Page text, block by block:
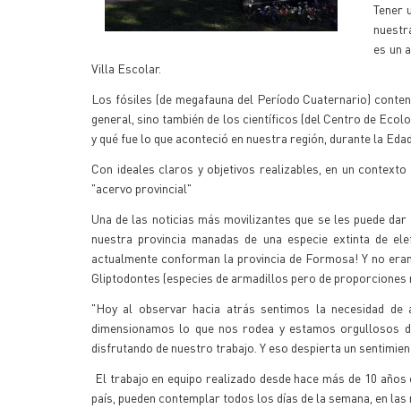
Tener
es un
Villa Escolar.
Los fósiles (de megafauna del Período Cuaternario)
general, sino también de los científicos (del Centro de
y qué fue lo que aconteció en nuestra región, durante la
Con ideales claros y objetivos realizables, en un
"acervo provincial"
Una de las noticias más movilizantes que se les puede
nuestra provincia manadas de una especie extinta de
actualmente conforman la provincia de Formosa! Y no
Gliptodontes (especies de armadillos pero de proporciones
"Hoy al observar hacia atrás sentimos la necesidad
dimensionamos lo que nos rodea y estamos orgullosos
disfrutando de nuestro trabajo. Y eso despierta un
El trabajo en equipo realizado desde hace más de 10
país, pueden contemplar todos los días de la semana, en